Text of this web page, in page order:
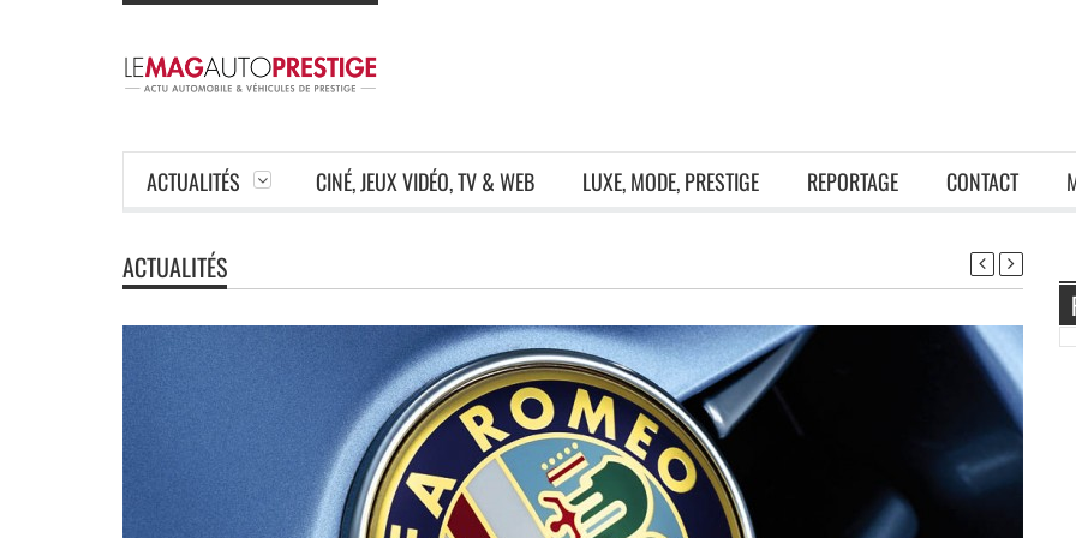
ACTUALITÉS CINÉ, JEUX VIDÉO, TV & WEB LUXE, MODE, PRESTIGE REPORTAGE CONTACT
ACTUALITÉS